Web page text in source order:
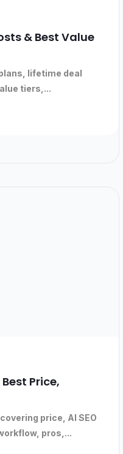
& Best Value
lifetime deal
tiers,...
Price,
price, AI SEO
pros,...